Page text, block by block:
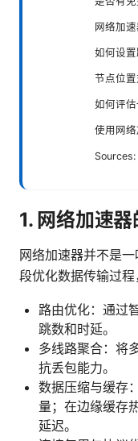
网络加
如何设置
节点位置
如何评估
使用网络
Sources:
1. 网络加速
网络加速器并不是
段优化数据传输过程
路由优化：通过
跳数和时延。
多线路聚合：将
抗丢包能力。
数据压缩与缓存
量；在边缘缓存
延迟。